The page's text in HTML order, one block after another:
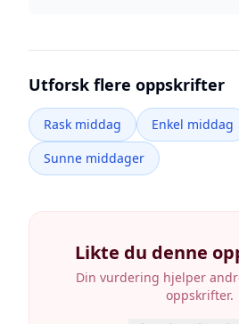
Utforsk flere oppskrifter
Rask middag
Enkel middag
Sunne middager
Likte du denne
Din vurdering hjelper
oppskrifter.